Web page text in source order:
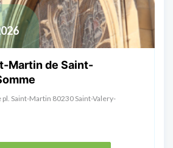
Martin de Saint-
pl. Saint-Martin 80230 Saint-Valery-